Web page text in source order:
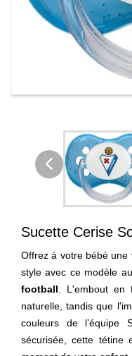
Sucette Cerise
Offrez à votre bébé une
style avec ce modèle
football . L'embout
naturelle, tandis que
couleurs de l’équipe
sécurisée, cette tétine